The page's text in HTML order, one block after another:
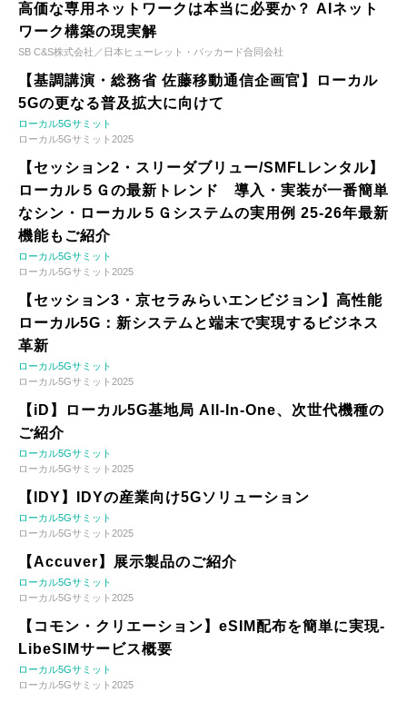
高価な専用ネットワークは本当に必要か？ AIネット
ワーク構築の現実解
SB C&S株式会社／日本ヒューレット・パッカード合同会社
【基調講演・総務省 佐藤移動通信企画官】ローカル
5Gの更なる普及拡大に向けて
ローカル5Gサミット
ローカル5Gサミット2025
【セッション2・スリーダブリュー/SMFLレンタル】
ローカル５Ｇの最新トレンド 導入・実装が一番簡単
なシン・ローカル５Ｇシステムの実用例 25-26年最新
機能もご紹介
ローカル5Gサミット
ローカル5Gサミット2025
【セッション3・京セラみらいエンビジョン】高性能
ローカル5G：新システムと端末で実現するビジネス
革新
ローカル5Gサミット
ローカル5Gサミット2025
【iD】ローカル5G基地局 All-In-One、次世代機種の
ご紹介
ローカル5Gサミット
ローカル5Gサミット2025
【IDY】IDYの産業向け5Gソリューション
ローカル5Gサミット
ローカル5Gサミット2025
【Accuver】展示製品のご紹介
ローカル5Gサミット
ローカル5Gサミット2025
【コモン・クリエーション】eSIM配布を簡単に実現-
LibeSIMサービス概要
ローカル5Gサミット
ローカル5Gサミット2025